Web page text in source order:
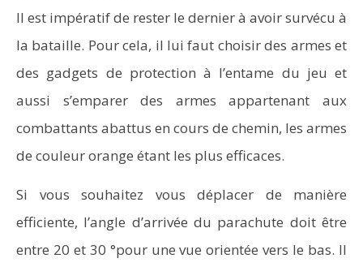
Il est impératif de rester le dernier à avoir survécu à
la bataille. Pour cela, il lui faut choisir des armes et
des gadgets de protection à l’entame du jeu et
aussi s’emparer des armes appartenant aux
combattants abattus en cours de chemin, les armes
de couleur orange étant les plus efficaces.
Si vous souhaitez vous déplacer de manière
efficiente, l’angle d’arrivée du parachute doit être
entre 20 et 30 °pour une vue orientée vers le bas. Il